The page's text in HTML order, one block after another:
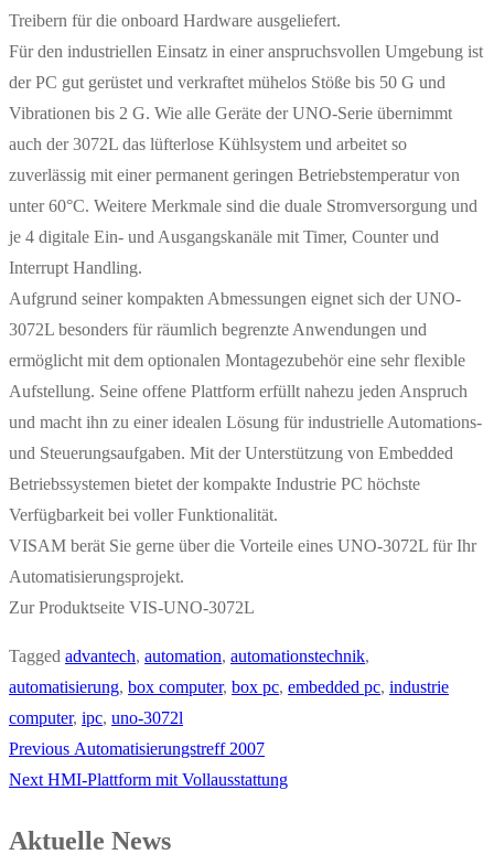
Treibern für die onboard Hardware ausgeliefert.
Für den industriellen Einsatz in einer anspruchsvollen Umgebung ist
der PC gut gerüstet und verkraftet mühelos Stöße bis 50 G und
Vibrationen bis 2 G. Wie alle Geräte der UNO-Serie übernimmt
auch der 3072L das lüfterlose Kühlsystem und arbeitet so
zuverlässig mit einer permanent geringen Betriebstemperatur von
unter 60°C. Weitere Merkmale sind die duale Stromversorgung und
je 4 digitale Ein- und Ausgangskanäle mit Timer, Counter und
Interrupt Handling.
Aufgrund seiner kompakten Abmessungen eignet sich der UNO-
3072L besonders für räumlich begrenzte Anwendungen und
ermöglicht mit dem optionalen Montagezubehör eine sehr flexible
Aufstellung. Seine offene Plattform erfüllt nahezu jeden Anspruch
und macht ihn zu einer idealen Lösung für industrielle Automations-
und Steuerungsaufgaben. Mit der Unterstützung von Embedded
Betriebssystemen bietet der kompakte Industrie PC höchste
Verfügbarkeit bei voller Funktionalität.
VISAM berät Sie gerne über die Vorteile eines UNO-3072L für Ihr
Automatisierungsprojekt.
Zur Produktseite VIS-UNO-3072L
Tagged advantech, automation, automationstechnik,
automatisierung, box computer, box pc, embedded pc, industrie
computer, ipc, uno-3072l
Previous Automatisierungstreff 2007
Next HMI-Plattform mit Vollausstattung
Aktuelle News